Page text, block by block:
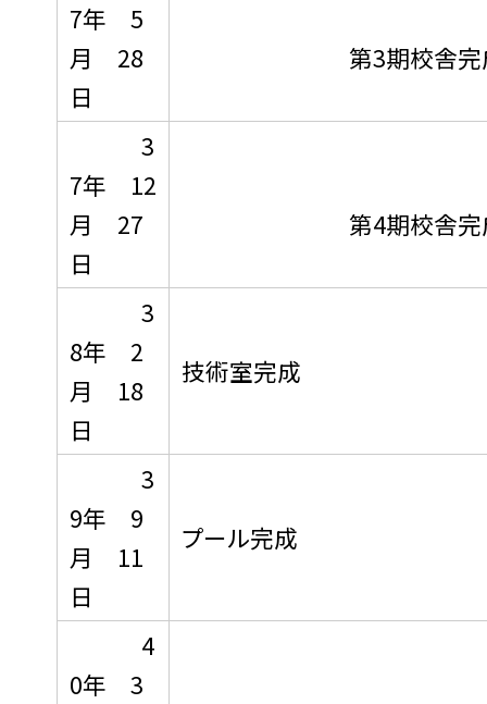
7年 5
月 28
日
第3期校舎完
3
7年 12
月 27
日
第4期校舎完
3
8年 2
月 18
日
技術室完成
3
9年 9
月 11
日
プール完成
4
0年 3